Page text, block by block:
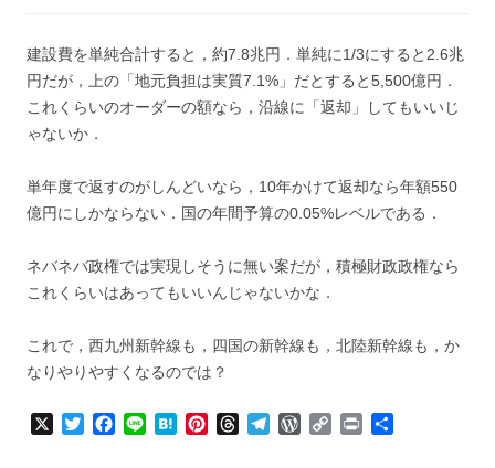
建設費を単純合計すると，約7.8兆円．単純に1/3にすると2.6兆
円だが，上の「地元負担は実質7.1%」だとすると5,500億円．
これくらいのオーダーの額なら，沿線に「返却」してもいいじ
ゃないか．
単年度で返すのがしんどいなら，10年かけて返却なら年額550
億円にしかならない．国の年間予算の0.05%レベルである．
ネバネバ政権では実現しそうに無い案だが，積極財政政権なら
これくらいはあってもいいんじゃないかな．
これで，西九州新幹線も，四国の新幹線も，北陸新幹線も，か
なりやりやすくなるのでは？
H
W
C